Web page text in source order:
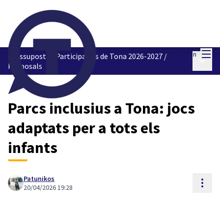
Log in
Pressupostos Participatius de Tona 2026-2027 /
Proposals
Main
Parcs inclusius a Tona: jocs
adaptats per a tots els
infants
Patunikos
20/04/2026 19:28